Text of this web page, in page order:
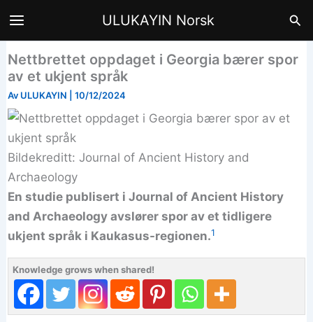
ULUKAYIN Norsk Søk
Nettbrettet oppdaget i Georgia bærer spor
av et ukjent språk
Av ULUKAYIN |10/12/2024
Bildekreditt: Journal of Ancient History and
Archaeology
En studie publisert i Journal of Ancient History
and Archaeology avslører spor av et tidligere
ukjent språk i Kaukasus-regionen.1
Knowledge grows when shared!